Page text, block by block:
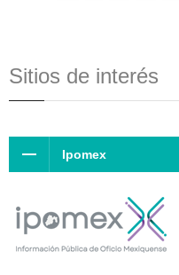
Sitios de interés
Ipomex